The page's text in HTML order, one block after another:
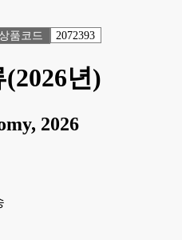
상품코드 2072393
년)
2026